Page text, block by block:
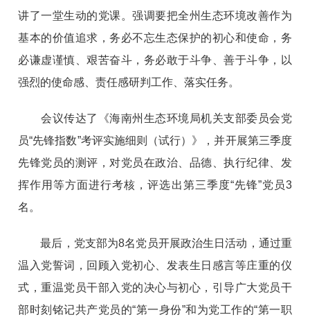
讲了一堂生动的党课。强调要把全州生态环境改善作为
基本的价值追求，务必不忘生态保护的初心和使命，务
必谦虚谨慎、艰苦奋斗，务必敢于斗争、善于斗争，以
强烈的使命感、责任感研判工作、落实任务。
会议传达了《海南州生态环境局机关支部委员会党
员“先锋指数”考评实施细则（试行）》，并开展第三季度
先锋党员的测评，对党员在政治、品德、执行纪律、发
挥作用等方面进行考核，评选出第三季度“先锋”党员3
名。
最后，党支部为8名党员开展政治生日活动，通过重
温入党誓词，回顾入党初心、发表生日感言等庄重的仪
式，重温党员干部入党的决心与初心，引导广大党员干
部时刻铭记共产党员的“第一身份”和为党工作的“第一职